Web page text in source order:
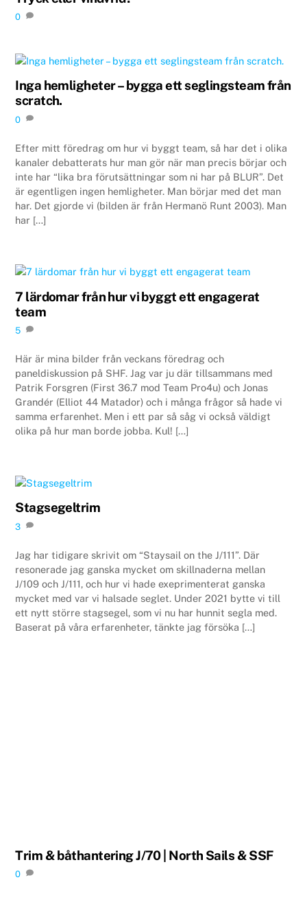
0
Inga hemligheter – bygga ett seglingsteam från
scratch.
0
Efter mitt föredrag om hur vi byggt team, så har det i olika
kanaler debatterats hur man gör när man precis börjar och
inte har “lika bra förutsättningar som ni har på BLUR”. Det
är egentligen ingen hemligheter. Man börjar med det man
har. Det gjorde vi (bilden är från Hermanö Runt 2003). Man
har […]
7 lärdomar från hur vi byggt ett engagerat
team
5
Här är mina bilder från veckans föredrag och
paneldiskussion på SHF. Jag var ju där tillsammans med
Patrik Forsgren (First 36.7 mod Team Pro4u) och Jonas
Grandér (Elliot 44 Matador) och i många frågor så hade vi
samma erfarenhet. Men i ett par så såg vi också väldigt
olika på hur man borde jobba. Kul! […]
Stagsegeltrim
3
Jag har tidigare skrivit om “Staysail on the J/111”. Där
resonerade jag ganska mycket om skillnaderna mellan
J/109 och J/111, och hur vi hade exeprimenterat ganska
mycket med var vi halsade seglet. Under 2021 bytte vi till
ett nytt större stagsegel, som vi nu har hunnit segla med.
Baserat på våra erfarenheter, tänkte jag försöka […]
Trim & båthantering J/70 | North Sails & SSF
0